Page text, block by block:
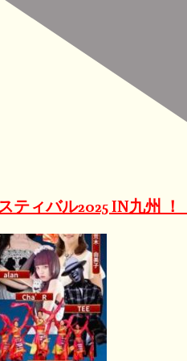
ティバル2025 IN九州 ！